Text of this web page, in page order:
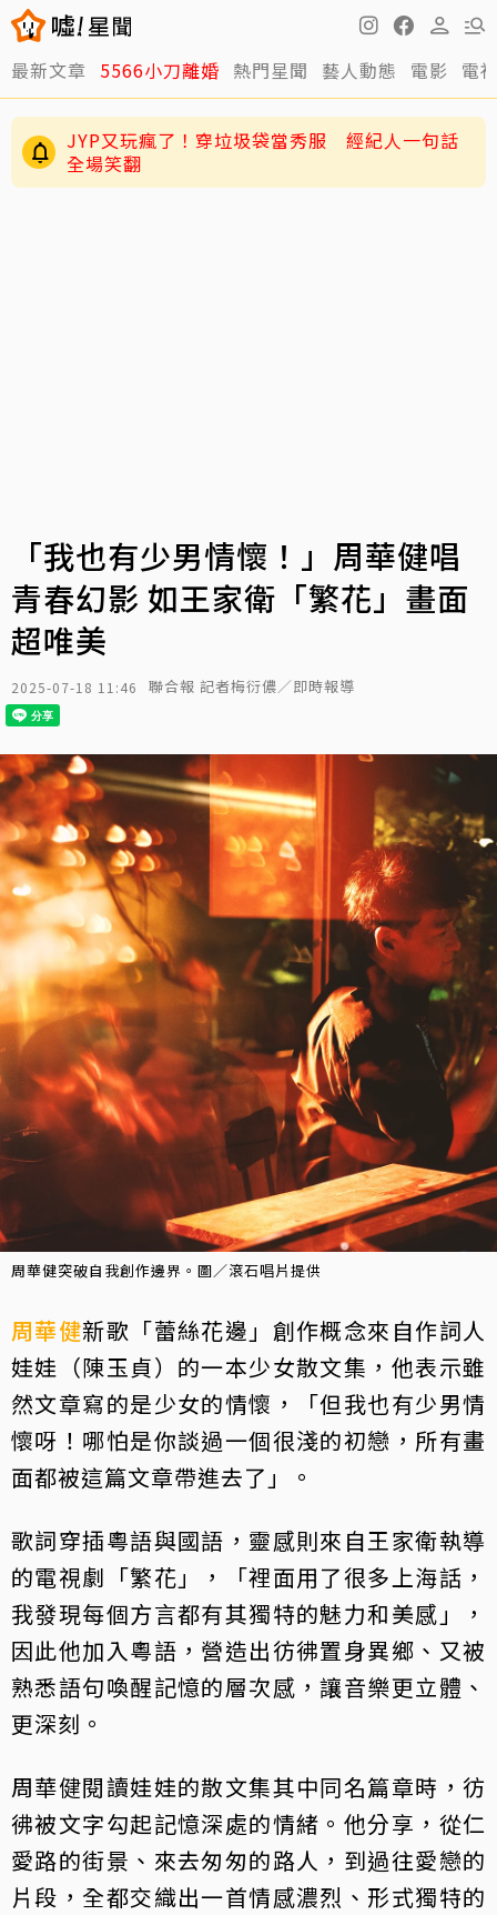
最新文章 5566小刀離婚 熱門星聞 藝人動態 電影 電
JYP又玩瘋了！穿垃圾袋當秀服 經紀人一句話
全場笑翻
「我也有少男情懷！」周華健唱
青春幻影 如王家衛「繁花」畫面
超唯美
2025-07-18 11:46 聯合報 記者梅衍儂／即時報導
周華健突破自我創作邊界。圖／滾石唱片提供
周華健新歌「蕾絲花邊」創作概念來自作詞人
娃娃（陳玉貞）的一本少女散文集，他表示雖
然文章寫的是少女的情懷，「但我也有少男情
懷呀！哪怕是你談過一個很淺的初戀，所有畫
面都被這篇文章帶進去了」。
歌詞穿插粵語與國語，靈感則來自王家衛執導
的電視劇「繁花」，「裡面用了很多上海話，
我發現每個方言都有其獨特的魅力和美感」，
因此他加入粵語，營造出彷彿置身異鄉、又被
熟悉語句喚醒記憶的層次感，讓音樂更立體、
更深刻。
周華健閱讀娃娃的散文集其中同名篇章時，彷
彿被文字勾起記憶深處的情緒。他分享，從仁
愛路的街景、來去匆匆的路人，到過往愛戀的
片段，全都交織出一首情感濃烈、形式獨特的